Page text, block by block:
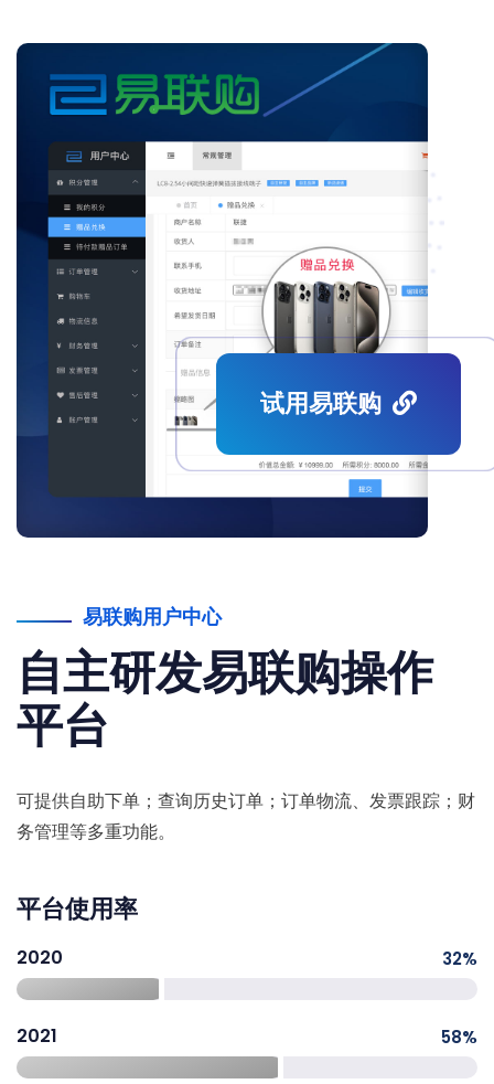
试用易联购
易联购用户中心
自主研发易联购操作
平台
可提供自助下单；查询历史订单；订单物流、发票跟踪；财
务管理等多重功能。
平台使用率
2020 32%
2021 58%